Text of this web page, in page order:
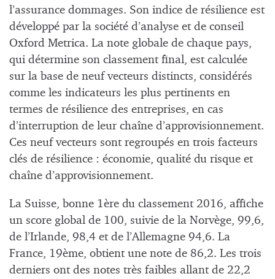
l’assurance dommages. Son indice de résilience est
développé par la société d’analyse et de conseil
Oxford Metrica. La note globale de chaque pays,
qui détermine son classement final, est calculée
sur la base de neuf vecteurs distincts, considérés
comme les indicateurs les plus pertinents en
termes de résilience des entreprises, en cas
d’interruption de leur chaîne d’approvisionnement.
Ces neuf vecteurs sont regroupés en trois facteurs
clés de résilience : économie, qualité du risque et
chaîne d’approvisionnement.
La Suisse, bonne 1ère du classement 2016, affiche
un score global de 100, suivie de la Norvège, 99,6,
de l’Irlande, 98,4 et de l’Allemagne 94,6. La
France, 19ème, obtient une note de 86,2. Les trois
derniers ont des notes très faibles allant de 22,2